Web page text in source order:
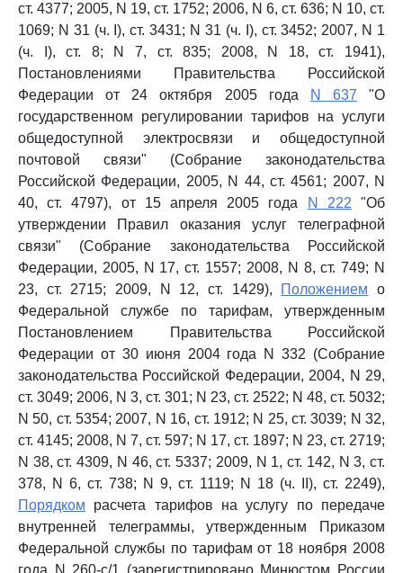
ст. 4377; 2005, N 19, ст. 1752; 2006, N 6, ст. 636; N 10, ст.
1069; N 31 (ч. I), ст. 3431; N 31 (ч. I), ст. 3452; 2007, N 1
(ч. I), ст. 8; N 7, ст. 835; 2008, N 18, ст. 1941),
Постановлениями Правительства Российской
Федерации от 24 октября 2005 года
N 637 "О
государственном регулировании тарифов на услуги
общедоступной электросвязи и общедоступной
почтовой связи" (Собрание законодательства
Российской Федерации, 2005, N 44, ст. 4561; 2007, N
40, ст. 4797), от 15 апреля 2005 года
N 222 "Об
утверждении Правил оказания услуг телеграфной
связи" (Собрание законодательства Российской
Федерации, 2005, N 17, ст. 1557; 2008, N 8, ст. 749; N
23, ст. 2715; 2009, N 12, ст. 1429), Положением о
Федеральной службе по тарифам, утвержденным
Постановлением Правительства Российской
Федерации от 30 июня 2004 года N 332 (Собрание
законодательства Российской Федерации, 2004, N 29,
ст. 3049; 2006, N 3, ст. 301; N 23, ст. 2522; N 48, ст. 5032;
N 50, ст. 5354; 2007, N 16, ст. 1912; N 25, ст. 3039; N 32,
ст. 4145; 2008, N 7, ст. 597; N 17, ст. 1897; N 23, ст. 2719;
N 38, ст. 4309, N 46, ст. 5337; 2009, N 1, ст. 142, N 3, ст.
378, N 6, ст. 738; N 9, ст. 1119; N 18 (ч. II), ст. 2249),
Порядком расчета тарифов на услугу по передаче
внутренней телеграммы, утвержденным Приказом
Федеральной службы по тарифам от 18 ноября 2008
года N 260-с/1 (зарегистрировано Минюстом России